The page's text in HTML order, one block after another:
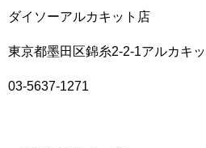
ダイソーアルカキット店
東京都墨田区錦糸2-2-1アルカキ
03-5637-1271